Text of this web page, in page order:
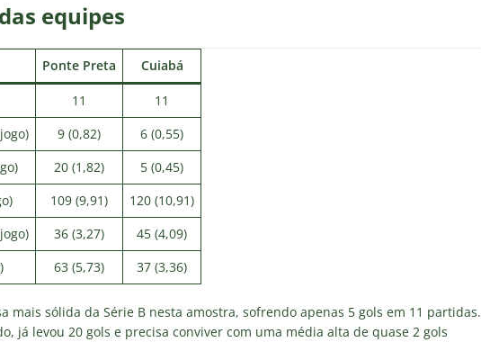
agosto de 2026 ]
DICAS DE APOSTAS
agosto de 2026 ]
Fluminense anuncia escalação para confronto decisivo contra o Vasco
Copa do Brasil 2026
agosto de 2026 ] Fluminense X Vasco — Oitavas Copa do Brasil 2026: Palpites, Odds e
DICAS DE APOSTAS
equipes
Ponte Preta Cuiabá
11
11
9 (0,82)
6 (0,55)
20 (1,82)
5 (0,45)
109 (9,91)
120 (10,91)
36 (3,27)
45 (4,09)
63 (5,73) 37 (3,36)
mais sólida da Série B nesta amostra, sofrendo apenas 5 gols em 11 partidas.
já levou 20 gols e precisa conviver com uma média alta de quase 2 gols